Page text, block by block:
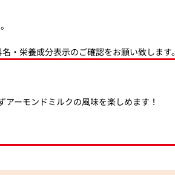
・栄養成分表示のご確認をお願い致します。
ーモンドミルクの風味を楽しめます！